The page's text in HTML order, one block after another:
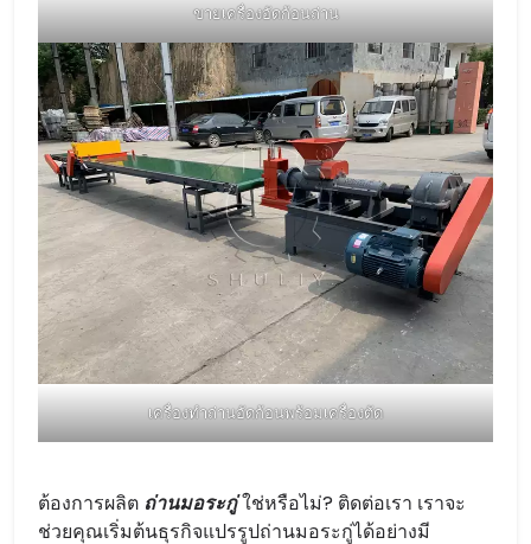
ขายเครื่องอัดก้อนถ่าน
เครื่องทำถ่านอัดก้อนพร้อมเครื่องตัด
ต้องการผลิต ถ่านมอระกู่ใช่หรือไม่? ติดต่อเรา เราจะ
ช่วยคุณเริ่มต้นธุรกิจแปรรูปถ่านมอระกู่ได้อย่างมี